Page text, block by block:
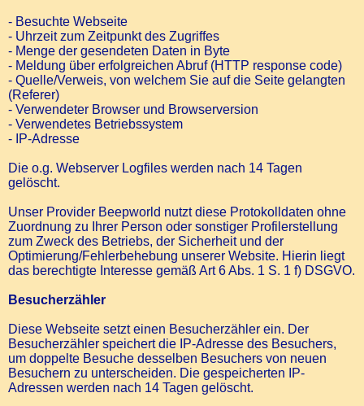
- Besuchte Webseite
- Uhrzeit zum Zeitpunkt des Zugriffes
- Menge der gesendeten Daten in Byte
- Meldung über erfolgreichen Abruf (HTTP response code)
- Quelle/Verweis, von welchem Sie auf die Seite gelangten
(Referer)
- Verwendeter Browser und Browserversion
- Verwendetes Betriebssystem
- IP-Adresse
Die o.g. Webserver Logfiles werden nach 14 Tagen
gelöscht.
Unser Provider Beepworld nutzt diese Protokolldaten ohne
Zuordnung zu Ihrer Person oder sonstiger Profilerstellung
zum Zweck des Betriebs, der Sicherheit und der
Optimierung/Fehlerbehebung unserer Website. Hierin liegt
das berechtigte Interesse gemäß Art 6 Abs. 1 S. 1 f) DSGVO.
Besucherzähler
Diese Webseite setzt einen Besucherzähler ein. Der
Besucherzähler speichert die IP-Adresse des Besuchers,
um doppelte Besuche desselben Besuchers von neuen
Besuchern zu unterscheiden. Die gespeicherten IP-
Adressen werden nach 14 Tagen gelöscht.